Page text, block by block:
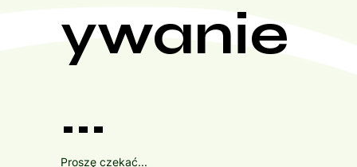
ywanie
...
Proszę czekać...